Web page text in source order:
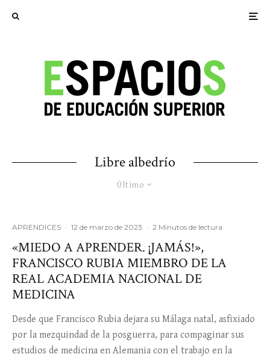
Libre albedrío
Último
APRENDICES · 12 de marzo de 2023 · 2 Minutos de lectura
«MIEDO A APRENDER. ¡JAMÁS!»,
FRANCISCO RUBIA MIEMBRO DE LA
REAL ACADEMIA NACIONAL DE
MEDICINA
Desde que Francisco Rubia dejara su Málaga natal, asfixiado
por la mezquindad de la posguerra, para compaginar sus
estudios de medicina en Alemania con el trabajo en la